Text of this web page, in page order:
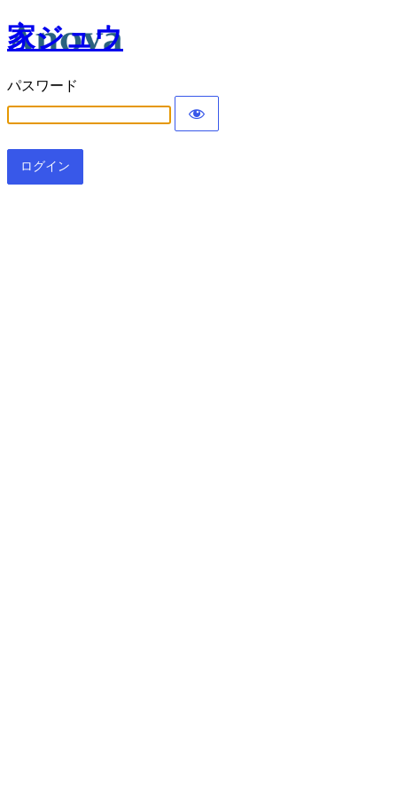
家ジュウ
パスワード